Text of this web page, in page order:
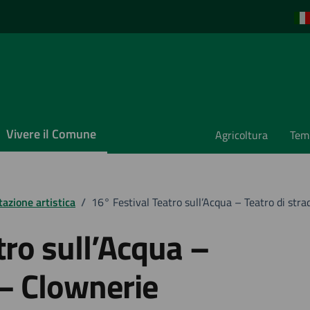
Vivere il Comune Agricoltura
artistica / 16° Festival Teatro sull’Acqua – Teatro di
sull’Acqua –
Clownerie